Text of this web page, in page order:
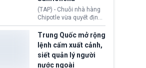
thống Donald Trump tới
thăm địa điểm này.
(TAP) - Chuỗi nhà hàng
Chipotle vừa quyết định
loại bỏ tất cả ớt jalapeño
khỏi những cửa hàng
trên toàn lãnh thổ Hoa
Kỳ. Nguyên nhân do cơ
quan y tế nghi ngờ
nguyên liệu liên quan
Trung Quốc mở rộng
lệnh cấm xuất cảnh,
siết quản lý người
nước ngoài